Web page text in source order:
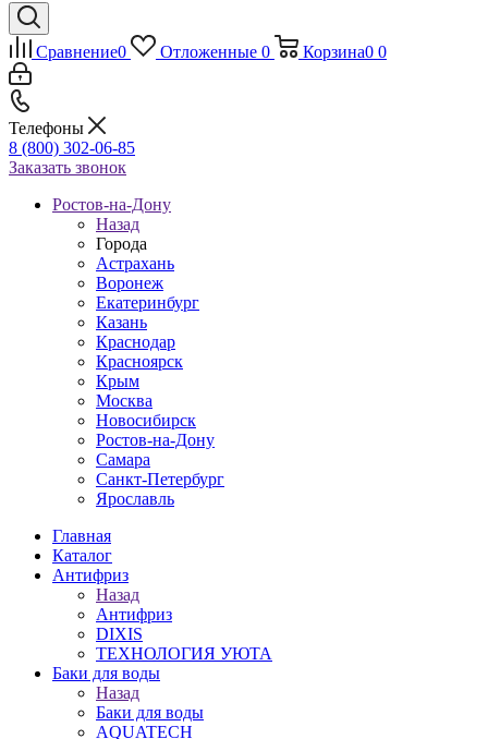
Сравнение0 Отложенные 0 Корзина0 0
Телефоны
8 (800) 302-06-85
Заказать звонок
Ростов-на-Дону
Назад
Города
Астрахань
Воронеж
Екатеринбург
Казань
Краснодар
Красноярск
Крым
Москва
Новосибирск
Ростов-на-Дону
Самара
Санкт-Петербург
Ярославль
Главная
Каталог
Антифриз
Назад
Антифриз
DIXIS
ТЕХНОЛОГИЯ УЮТА
Баки для воды
Назад
Баки для воды
AQUATECH